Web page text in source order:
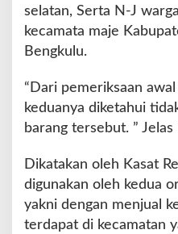
selatan, Serta N-J
kecamata maje
Bengkulu.
“Dari pemeriksaan
keduanya diketahui
barang tersebut. ” Jelas
Dikatakan oleh Kasat
digunakan oleh kedua
yakni dengan menjual
terdapat di kecamatan